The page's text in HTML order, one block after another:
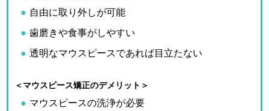
自由に取り外しが可能
歯磨きや食事がしやすい
透明なマウスピースであれば目立たない
＜マウスピース矯正のデメリット＞
マウスピースの洗浄が必要